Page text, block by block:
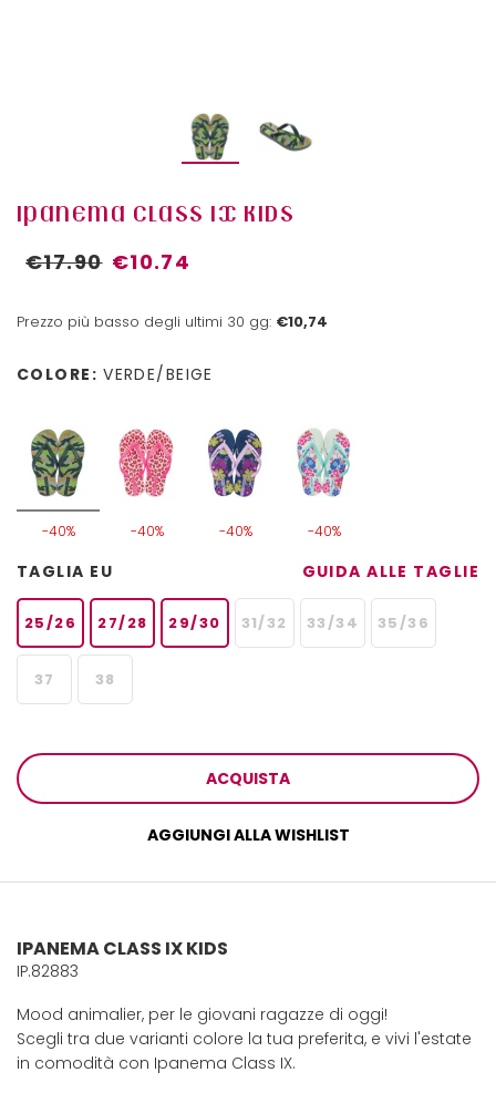
IPANEMA CLASS IX KIDS
€17.90 €10.74
Prezzo più basso degli ultimi 30 gg: €10,74
COLORE: VERDE/BEIGE
-40% -40% -40% -40%
TAGLIA EU GUIDA ALLE TAGLIE
25/26 27/28 29/30 31/32 33/34 35/36
37 38
ACQUISTA
AGGIUNGI ALLA WISHLIST
IPANEMA CLASS IX KIDS
IP.82883
Mood animalier, per le giovani ragazze di oggi!
Scegli tra due varianti colore la tua preferita, e vivi l'estate
in comodità con Ipanema Class IX.